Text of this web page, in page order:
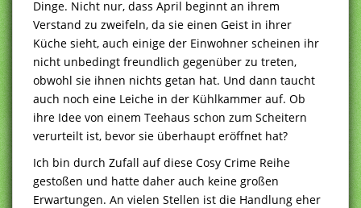
Dinge. Nicht nur, dass April beginnt an ihrem
Verstand zu zweifeln, da sie einen Geist in ihrer
Küche sieht, auch einige der Einwohner scheinen ihr
nicht unbedingt freundlich gegenüber zu treten,
obwohl sie ihnen nichts getan hat. Und dann taucht
auch noch eine Leiche in der Kühlkammer auf. Ob
ihre Idee von einem Teehaus schon zum Scheitern
verurteilt ist, bevor sie überhaupt eröffnet hat?
Ich bin durch Zufall auf diese Cosy Crime Reihe
gestoßen und hatte daher auch keine großen
Erwartungen. An vielen Stellen ist die Handlung eher